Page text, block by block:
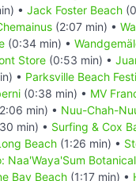
• Jack Foster Beach
(2:07 min) •
(0:34 min) •
Store (0:53 min) •
• Parksville Beach
(0:38 min) • MV
min) • Nuu-Chah-
min) • Surfing & Cox
Beach (1:26 min) •
Naa'Waya'Sum
Bay Beach (1:17 min) •